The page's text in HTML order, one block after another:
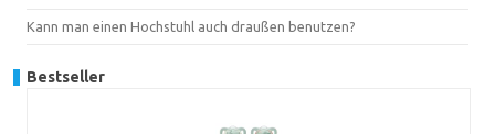
Kann man einen Hochstuhl auch draußen benutzen?
Bestseller